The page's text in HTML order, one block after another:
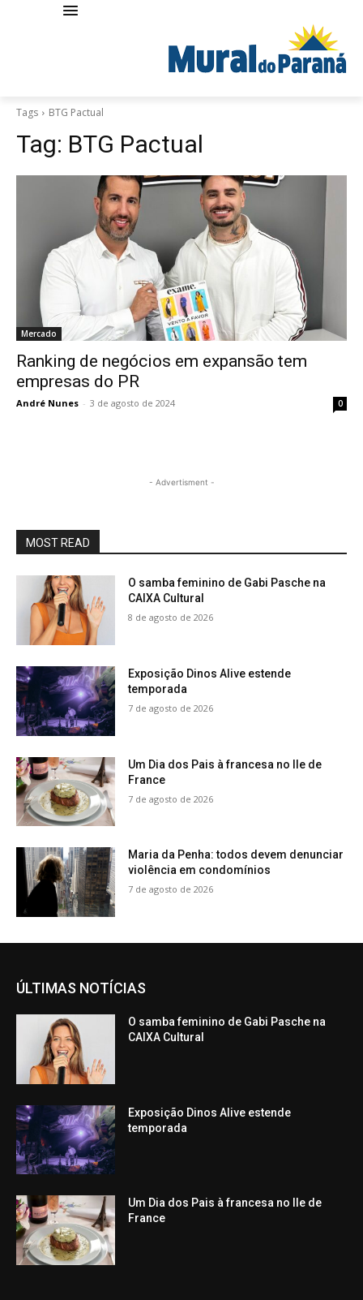
Tags BTG Pactual
Tag: BTG Pactual
Mercado
Ranking de negócios em expansão tem
empresas do PR
André Nunes - 3 de agosto de 2024 0
- Advertisment -
MOST READ
O samba feminino de Gabi Pasche na
CAIXA Cultural
8 de agosto de 2026
Exposição Dinos Alive estende
temporada
7 de agosto de 2026
Um Dia dos Pais à francesa no Ile de
France
7 de agosto de 2026
Maria da Penha: todos devem denunciar
violência em condomínios
7 de agosto de 2026
ÚLTIMAS NOTÍCIAS
O samba feminino de Gabi Pasche na
CAIXA Cultural
Exposição Dinos Alive estende
temporada
Um Dia dos Pais à francesa no Ile de
France